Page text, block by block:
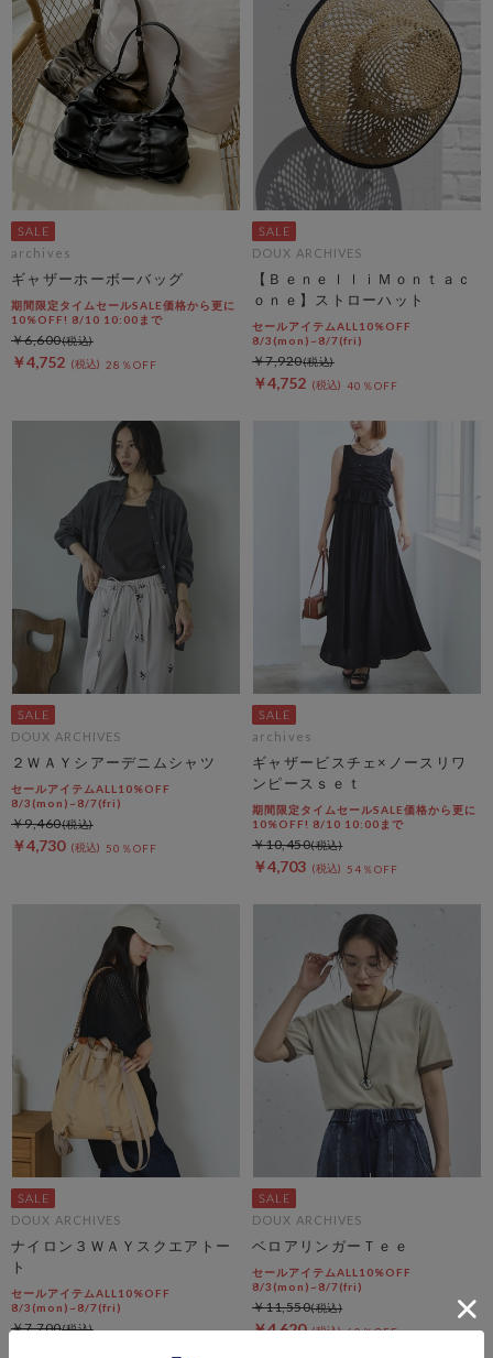
archives
ギャザーホーボーバッグ
期間限定タイムセールSALE価格から更に
10%OFF! 8/10 10:00まで
￥4,752 28％OFF
￥6,600
DOUX ARCHIVES
【ＢｅｎｅｌｌｉＭｏｎｔａｃ
ｏｎｅ】ストローハット
セールアイテムALL10%OFF
8/3(mon)~8/7(fri)
￥4,752 40％OFF
￥7,920
DOUX ARCHIVES
２ＷＡＹシアーデニムシャツ
セールアイテムALL10%OFF
8/3(mon)~8/7(fri)
￥4,730 50％OFF
￥9,460
archives
ギャザービスチェ×ノースリワ
ンピースｓｅｔ
期間限定タイムセールSALE価格から更に
10%OFF! 8/10 10:00まで
￥4,703 54％OFF
￥10,450
DOUX ARCHIVES
ナイロン３ＷＡＹスクエアトー
ト
セールアイテムALL10%OFF
8/3(mon)~8/7(fri)
￥7,700
DOUX ARCHIVES
ベロアリンガーＴｅｅ
セールアイテムALL10%OFF
8/3(mon)~8/7(fri)
￥4,620 60％OFF
￥11,550